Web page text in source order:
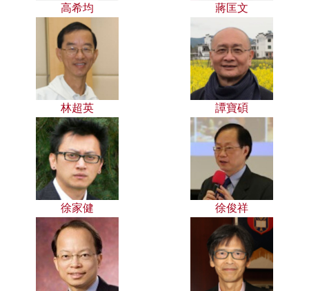
高希均 蔣匡文
林超英 譚寶碩
徐家健 徐俊祥